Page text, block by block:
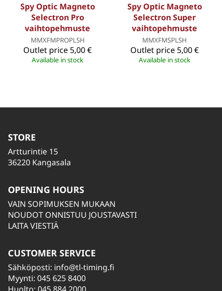
Spy Optic Magneto
Selectron Pro
vaihtopehmuste
MMXFMPROPLSH
Outlet price 5,00 €
Available in stock
Spy Optic Magneto
Selectron Super
vaihtopehmuste
MMXFMSPLSH
Outlet price 5,00 €
Available in stock
STORE
Artturintie 15
36220 Kangasala
OPENING HOURS
VAIN SOPIMUKSEN MUKAAN
NOUDOT ONNISTUU JOUSTAVASTI
LAITA VIESTIÄ
CUSTOMER SERVICE
Sähköposti: info@tl-timing.fi
Myynti: 045 625 8400